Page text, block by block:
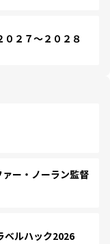
２７～２０２８
ー・ノーラン監督
ルハック2026